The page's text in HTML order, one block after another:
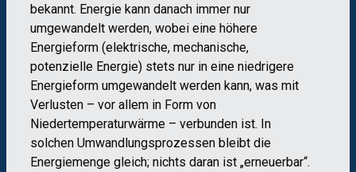
bekannt. Energie kann danach immer nur
umgewandelt werden, wobei eine höhere
Energieform (elektrische, mechanische,
potenzielle Energie) stets nur in eine niedrigere
Energieform umgewandelt werden kann, was mit
Verlusten – vor allem in Form von
Niedertemperaturwärme – verbunden ist. In
solchen Umwandlungsprozessen bleibt die
Energiemenge gleich; nichts daran ist „erneuerbar“.